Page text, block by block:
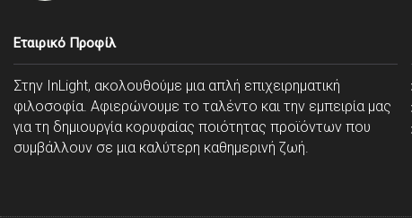
Εταιρικό Προφίλ
Στην InLight, ακολουθούμε μια απλή επιχειρηματική
φιλοσοφία. Αφιερώνουμε το ταλέντο και την εμπειρία μας
για τη δημιουργία κορυφαίας ποιότητας προϊόντων που
συμβάλλουν σε μια καλύτερη καθημερινή ζωή.